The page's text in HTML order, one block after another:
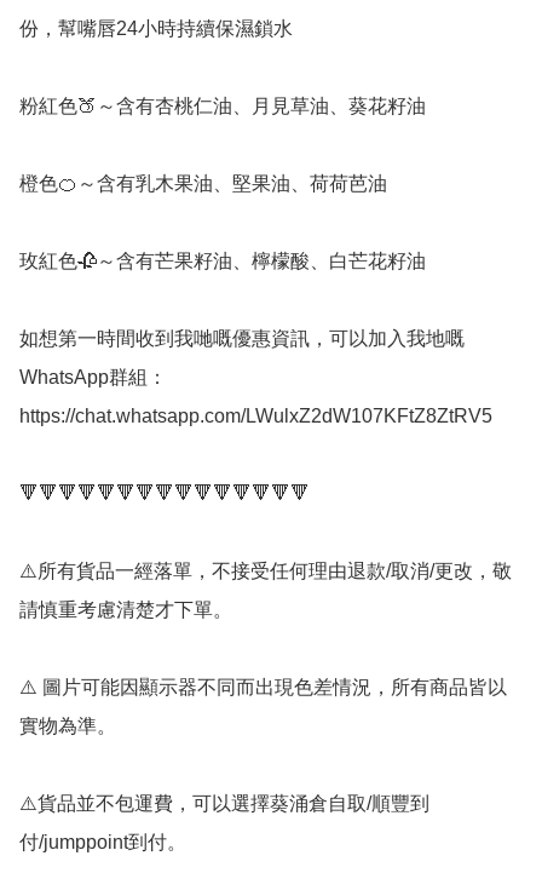
份，幫嘴唇24小時持續保濕鎖水
粉紅色🍑～含有杏桃仁油、月見草油、葵花籽油
橙色🍊～含有乳木果油、堅果油、荷荷芭油
玫紅色🥀～含有芒果籽油、檸檬酸、白芒花籽油
如想第一時間收到我哋嘅優惠資訊，可以加入我地嘅
WhatsApp群組：
https://chat.whatsapp.com/LWulxZ2dW107KFtZ8ZtRV5
🔻🔻🔻🔻🔻🔻🔻🔻🔻🔻🔻🔻🔻🔻🔻
⚠️所有貨品一經落單，不接受任何理由退款/取消/更改，敬
請慎重考慮清楚才下單。
⚠️ 圖片可能因顯示器不同而出現色差情況，所有商品皆以
實物為準。
⚠️貨品並不包運費，可以選擇葵涌倉自取/順豐到
付/jumppoint到付。